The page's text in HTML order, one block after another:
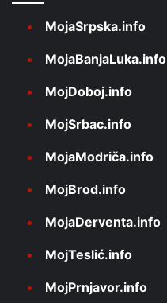
MojaSrpska.info
MojaBanjaLuka.info
MojDoboj.info
MojSrbac.info
MojaModriča.info
MojBrod.info
MojaDerventa.info
MojTeslić.info
MojPrnjavor.info